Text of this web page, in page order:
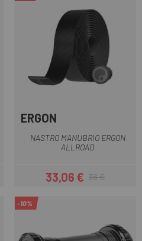
ERGON
NASTRO MANUBRIO ERGON
ALLROAD
Prezzo
33,06 €Prezzo base
38 €
-10%